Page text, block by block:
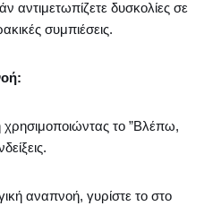
αντιμετωπίζετε δυσκολίες σε
συμπιέσεις.
το ”Βλέπω,
αναπνοή, γυρίστε το στο